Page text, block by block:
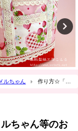
メルちゃん
作り方☆「エ
ちゃん等のお